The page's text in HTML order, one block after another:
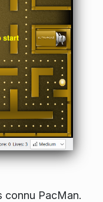
connu PacMan.